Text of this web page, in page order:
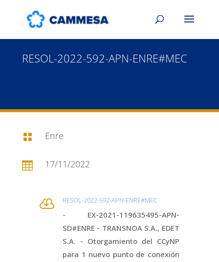
RESOL-2022-592-APN-ENRE#MEC
 Enre
 17/11/2022
 RESOL-2022-592-APN-ENRE#MEC
- EX-2021-119635495-APN-
SD#ENRE - TRANSNOA S.A., EDET
S.A. - Otorgamiento del CCyNP
para 1 nuevo punto de conexión